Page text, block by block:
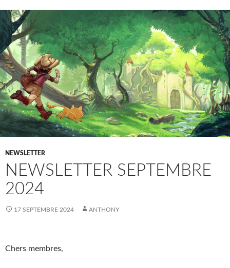
NEWSLETTER
NEWSLETTER SEPTEMBRE
2024
17 SEPTEMBRE 2024 ANTHONY
Chers membres,